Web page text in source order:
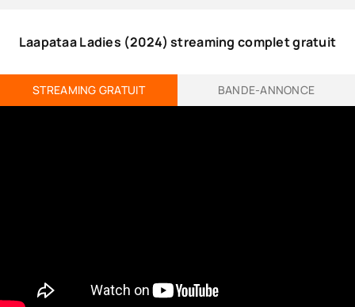
Laapataa Ladies (2024) streaming complet gratuit
STREAMING GRATUIT BANDE-ANNONCE